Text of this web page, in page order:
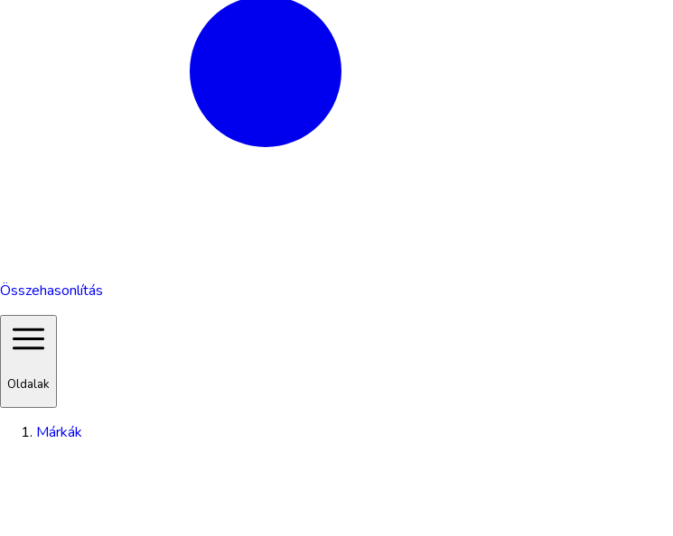
Összehasonlítás
Oldalak
Márkák